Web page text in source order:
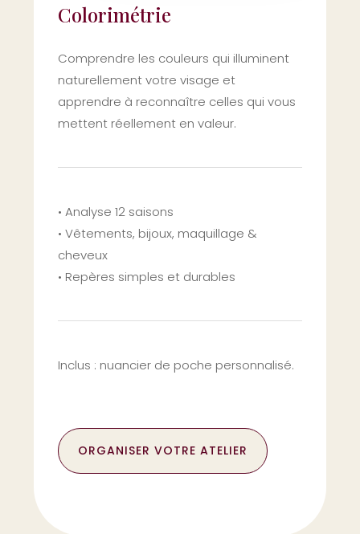
Colorimétrie
Comprendre les couleurs qui illuminent
naturellement votre visage et
apprendre à reconnaître celles qui vous
mettent réellement en valeur.
• Analyse 12 saisons
• Vêtements, bijoux, maquillage &
cheveux
• Repères simples et durables
Inclus : nuancier de poche personnalisé.
ORGANISER VOTRE ATELIER